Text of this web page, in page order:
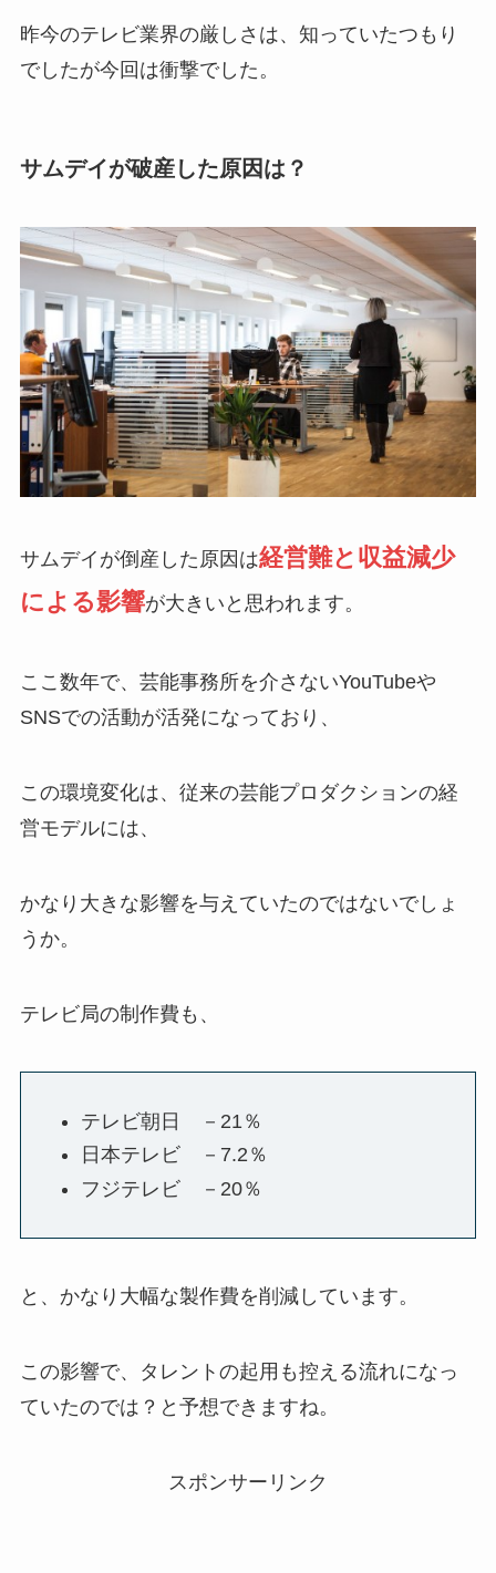
昨今のテレビ業界の厳しさは、知っていたつもり
でしたが今回は衝撃でした。
サムデイが破産した原因は？
サムデイが倒産した原因は経営難と収益減少
による影響が大きいと思われます。
ここ数年で、芸能事務所を介さないYouTubeや
SNSでの活動が活発になっており、
この環境変化は、従来の芸能プロダクションの経
営モデルには、
かなり大きな影響を与えていたのではないでしょ
うか。
テレビ局の制作費も、
テレビ朝日 －21％
日本テレビ －7.2％
フジテレビ －20％
と、かなり大幅な製作費を削減しています。
この影響で、タレントの起用も控える流れになっ
ていたのでは？と予想できますね。
スポンサーリンク